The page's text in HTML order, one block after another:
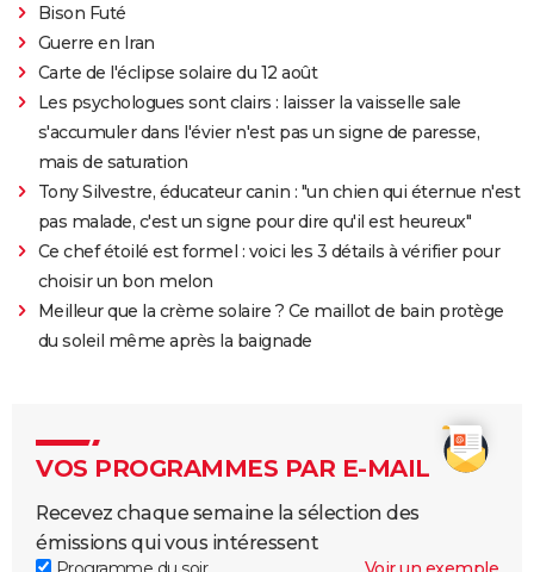
Bison Futé
Guerre en Iran
Carte de l'éclipse solaire du 12 août
Les psychologues sont clairs : laisser la vaisselle sale
s'accumuler dans l'évier n'est pas un signe de paresse,
mais de saturation
Tony Silvestre, éducateur canin : "un chien qui éternue n'est
pas malade, c'est un signe pour dire qu'il est heureux"
Ce chef étoilé est formel : voici les 3 détails à vérifier pour
choisir un bon melon
Meilleur que la crème solaire ? Ce maillot de bain protège
du soleil même après la baignade
VOS PROGRAMMES PAR E-MAIL
Recevez chaque semaine la sélection des
émissions qui vous intéressent